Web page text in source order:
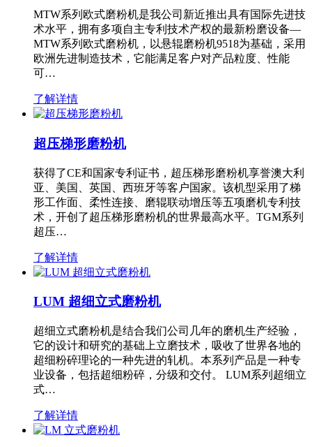
MTW系列欧式磨粉机是我公司新近推出具有国际先进技
术水平，拥有多项自主专利技术产权的最新粉磨设备—
MTW系列欧式磨粉机，以悬辊磨粉机9518为基础，采用
欧洲先进制造技术，它能满足客户对产品粒度、性能
可…
了解详情
超压梯形磨粉机
获得了CE和国家专利证书，超压梯形磨粉机享誉澳大利
亚、美国、英国、西班牙等客户国家。该机型采用了梯
形工作面、柔性连接、磨辊联动增压等五项磨机专利技
术，开创了超压梯形磨粉机的世界最高水平。TGM系列
超压…
了解详情
LUM 超细立式磨粉机
超细立式磨粉机是结合我们公司几年的磨机生产经验，
它的设计和研究的基础上立磨技术，吸收了世界各地的
超细粉碎理论的一种先进的轧机。本系列产品是一种专
业设备，包括超细粉碎，分级和交付。 LUM系列超细立
式…
了解详情